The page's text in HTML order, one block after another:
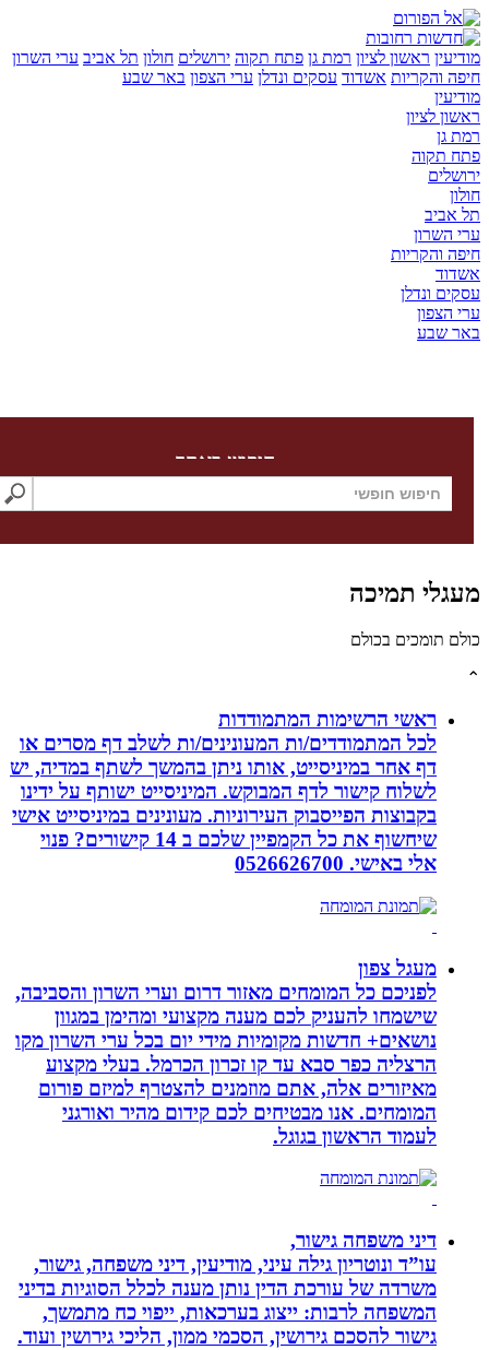
ראשון לציון רמת גן פתח תקוה ירושלים חולון תל אביב ערי השרון
אשדוד עסקים ונדלן ערי הצפון באר שבע
לציון
ונדלן
חיפוש באתר
תמיכה
בכולם
ראשי הרשימות המתמודדות
לכל המתמודדים/ות המעונינים/ות לשלב דף מסרים או
דף אחר במיניסייט, אותו ניתן בהמשך לשתף במדיה, יש
לשלוח קישור לדף המבוקש. המיניסייט ישותף על ידינו
בקבוצות הפייסבוק העירוניות. מעונינים במיניסייט אישי
שיחשוף את כל הקמפיין שלכם ב 14 קישורים? פנוי
אלי באישי. 0526626700
מעגל צפון
לפניכם כל המומחים מאזור דרום וערי השרון והסביבה,
שישמחו להעניק לכם מענה מקצועי ומהימן במגוון
נושאים+ חדשות מקומיות מידי יום בכל ערי השרון מקו
הרצליה כפר סבא עד קו זכרון הכרמל. בעלי מקצוע
מאיזורים אלה, אתם מוזמנים להצטרף למיזם פורום
המומחים. אנו מבטיחים לכם קידום מהיר ואורגני
לעמוד הראשון בגוגל.
דיני משפחה גישור,
עו”ד ונוטריון גילה עיני, מודיעין, דיני משפחה, גישור,
משרדה של עורכת הדין נותן מענה לכלל הסוגיות בדיני
המשפחה לרבות: ייצוג בערכאות, ייפוי כח מתמשך,
גישור להסכם גירושין, הסכמי ממון, הליכי גירושין ועוד.